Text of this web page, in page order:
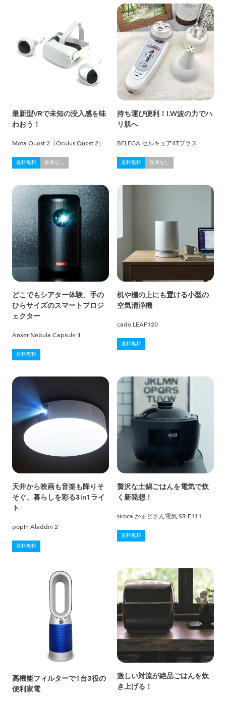
最新型VRで未知の没入感を味
わおう！
Meta Quest 2（Oculus Quest 2）
送料無料 在庫なし
持ち運び便利！I.W波の力でハ
リ肌へ
BELEGA セルキュア4Tプラス
送料無料 在庫なし
どこでもシアター体験、手の
ひらサイズのスマートプロジ
ェクター
Anker Nebula Capsule II
送料無料
机や棚の上にも置ける小型の
空気清浄機
cado LEAF120
送料無料
天井から映画も音楽も降りそ
そぐ、暮らしを彩る3in1ライ
ト
popIn Aladdin 2
送料無料
贅沢な土鍋ごはんを電気で炊
く新発想！
siroca かまどさん電気 SR-E111
送料無料
高機能フィルターで1台3役の
便利家電
激しい対流が絶品ごはんを炊
き上げる！